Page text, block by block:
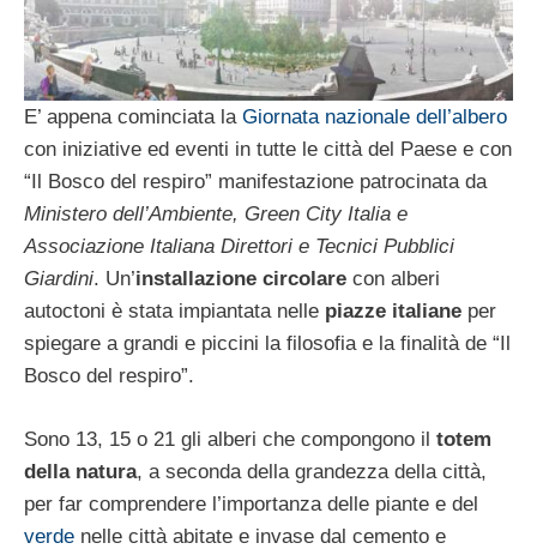
E’ appena cominciata la Giornata nazionale dell’albero
con iniziative ed eventi in tutte le città del Paese e con
“Il Bosco del respiro” manifestazione patrocinata da
Ministero dell’Ambiente, Green City Italia e
Associazione Italiana Direttori e Tecnici Pubblici
Giardini. Un’installazione circolare con alberi
autoctoni è stata impiantata nelle piazze italiane per
spiegare a grandi e piccini la filosofia e la finalità de “Il
Bosco del respiro”.
Sono 13, 15 o 21 gli alberi che compongono il totem
della natura, a seconda della grandezza della città,
per far comprendere l’importanza delle piante e del
verde nelle città abitate e invase dal cemento e